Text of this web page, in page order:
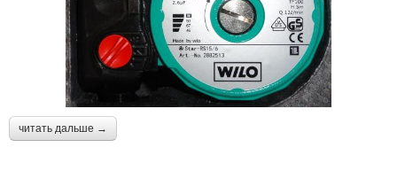
читать дальше →